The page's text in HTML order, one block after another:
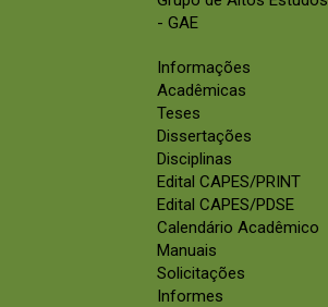
- GAE
Informações
Acadêmicas
Teses
Dissertações
Disciplinas
Edital CAPES/PRINT
Edital CAPES/PDSE
Calendário Acadêmico
Manuais
Solicitações
Informes